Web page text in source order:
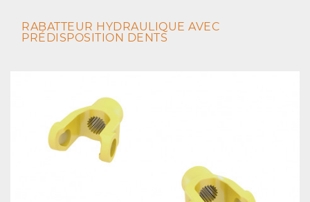
RABATTEUR HYDRAULIQUE AVEC
PRÉDISPOSITION DENTS